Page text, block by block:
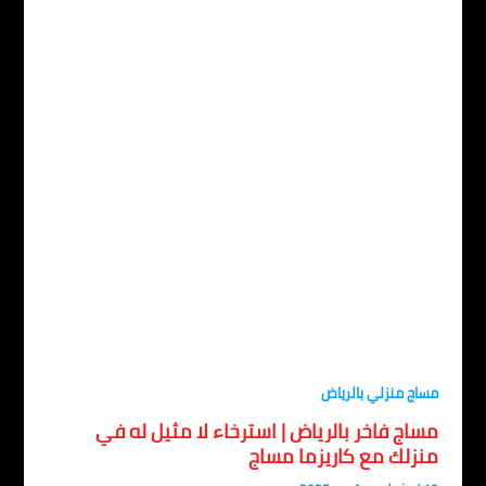
منزلي بالرياض
فاخر بالرياض | استرخاء لا مثيل له في
مع كاريزما مساج